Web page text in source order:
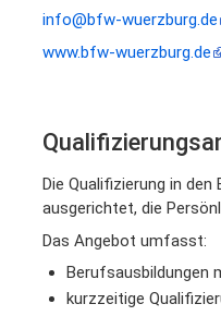
info@bfw-wuerzburg.de
www.bfw-wuerzburg.de
Die Qualifizierung in
ausgerichtet, die
Das Angebot umfasst:
Berufsausbildungen
kurzzeitige